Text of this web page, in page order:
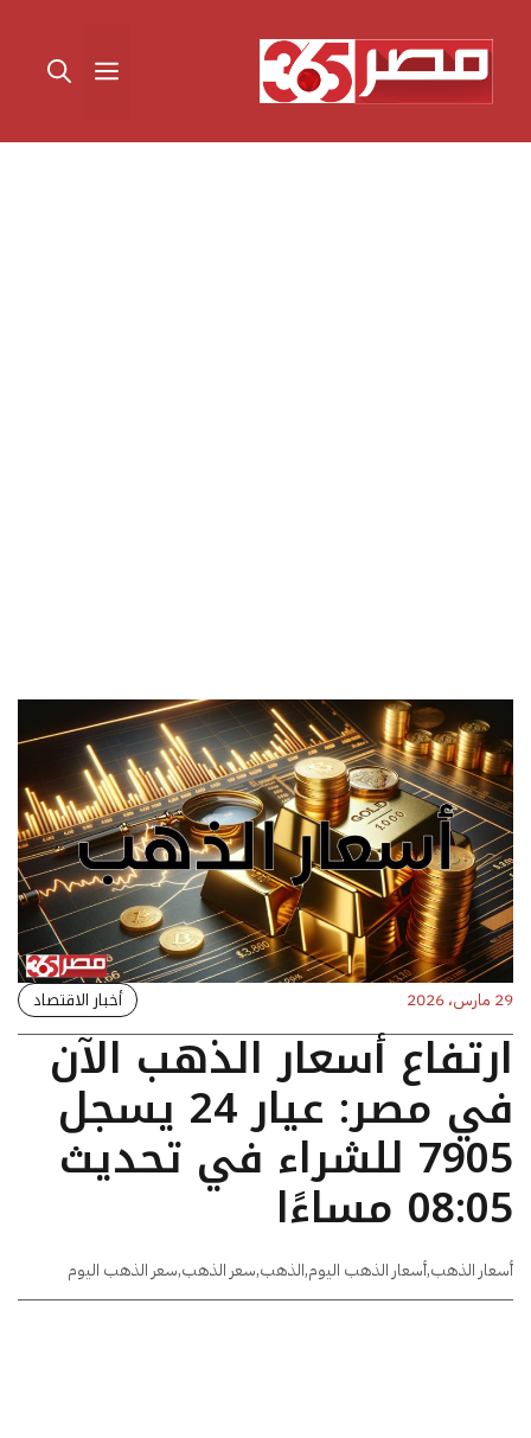
المحتوى القائمة
29 مارس، 2026 أخبار الاقتصاد
ارتفاع أسعار الذهب الآن
في مصر: عيار 24 يسجل
7905 للشراء في تحديث
08:05 مساءًا
أسعار الذهب,أسعار الذهب اليوم,الذهب,سعر الذهب,سعر الذهب اليوم